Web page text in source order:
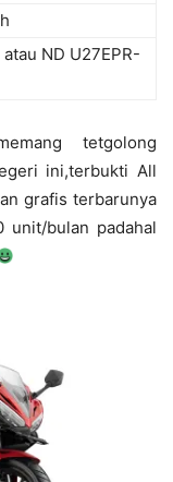
ND U27EPR-
tetgolong
ini,terbukti All
grafis terbarunya
unit/bulan padahal